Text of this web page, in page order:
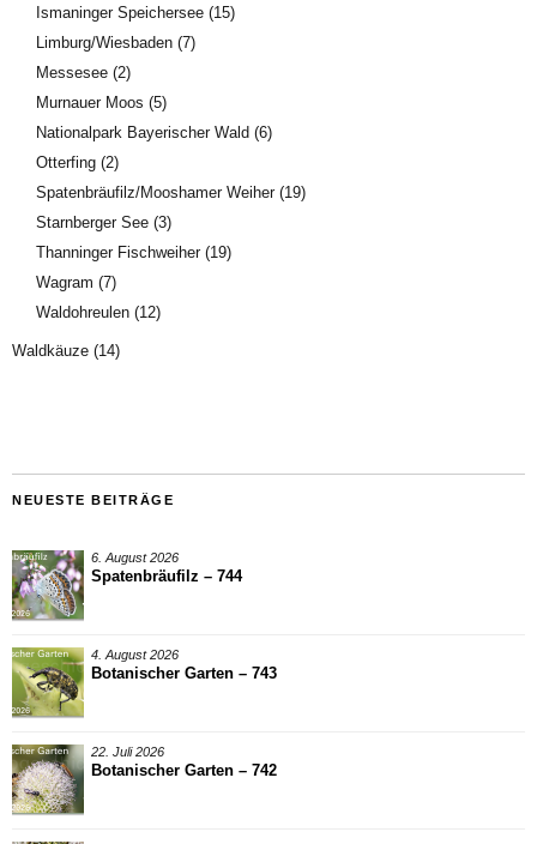
Ismaninger Speichersee (15)
Limburg/Wiesbaden (7)
Messesee (2)
Murnauer Moos (5)
Nationalpark Bayerischer Wald (6)
Otterfing (2)
Spatenbräufilz/Mooshamer Weiher(19)
Starnberger See (3)
Thanninger Fischweiher(19)
Wagram (7)
Waldohreulen (12)
Waldkäuze (14)
NEUESTE BEITRÄGE
6. August 2026
Spatenbräufilz – 744
4. August 2026
Botanischer Garten – 743
22. Juli 2026
Botanischer Garten – 742